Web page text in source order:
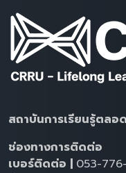
สถาบันการเรียนรู้ตลอ
ช่องทางการติดต่อ
เบอร์ติดต่อ | 053-